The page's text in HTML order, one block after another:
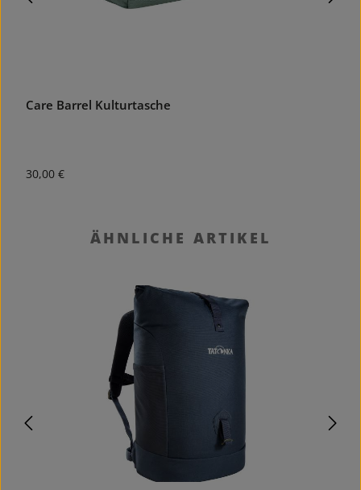
Care Barrel Kulturtasche
Regulärer Preis:
30,00 €
Produktgalerie überspringen
ÄHNLICHE ARTIKEL